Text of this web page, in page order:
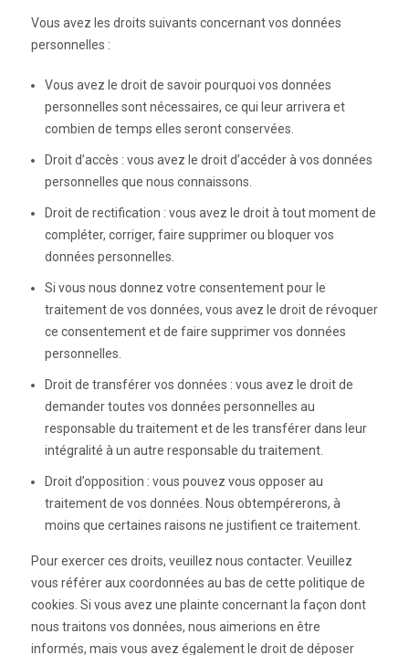
Vous avez les droits suivants concernant vos données
personnelles :
Vous avez le droit de savoir pourquoi vos données
personnelles sont nécessaires, ce qui leur arrivera et
combien de temps elles seront conservées.
Droit d’accès : vous avez le droit d’accéder à vos données
personnelles que nous connaissons.
Droit de rectification : vous avez le droit à tout moment de
compléter, corriger, faire supprimer ou bloquer vos
données personnelles.
Si vous nous donnez votre consentement pour le
traitement de vos données, vous avez le droit de révoquer
ce consentement et de faire supprimer vos données
personnelles.
Droit de transférer vos données : vous avez le droit de
demander toutes vos données personnelles au
responsable du traitement et de les transférer dans leur
intégralité à un autre responsable du traitement.
Droit d’opposition : vous pouvez vous opposer au
traitement de vos données. Nous obtempérerons, à
moins que certaines raisons ne justifient ce traitement.
Pour exercer ces droits, veuillez nous contacter. Veuillez
vous référer aux coordonnées au bas de cette politique de
cookies. Si vous avez une plainte concernant la façon dont
nous traitons vos données, nous aimerions en être
informés, mais vous avez également le droit de déposer